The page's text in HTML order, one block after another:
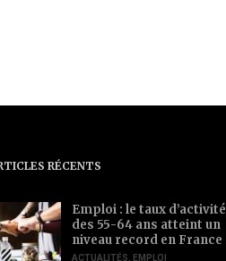
RÉCENTS
Emploi : le taux d’activité
des 55-64 ans atteint un
niveau record en France
ACTUALITÉS EMPLOI